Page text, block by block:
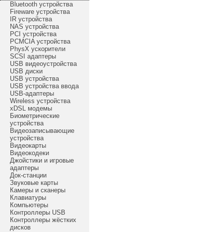
Bluetooth устройства
Fireware устройства
IR устройства
NAS устройства
PCI устройства
PCMCIA устройства
PhysX ускорители
SCSI адаптеры
USB видеоустройства
USB диски
USB устройства
USB устройства ввода
USB-адаптеры
Wireless устройства
xDSL модемы
Биометрические
устройства
Видеозаписывающие
устройства
Видеокарты
Видеокодеки
Джойстики и игровые
адаптеры
Док-станции
Звуковые карты
Камеры и сканеры
Клавиатуры
Компьютеры
Контроллеры USB
Контроллеры жёстких
дисков